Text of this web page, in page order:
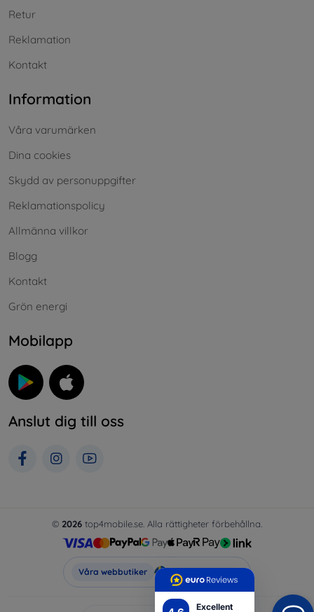
Excellent
Retur
Reklamation
Kontakt
Information
Våra varumärken
Dina cookies
Skydd av personuppgifter
Reklamationspolicy
Allmänna villkor
Blogg
Kontakt
Grön energi
Mobilapp
Anslut dig till oss
© 2026 top4mobile.se. Alla rättigheter förbehållna.
Våra webbutiker Top4Mobile.se